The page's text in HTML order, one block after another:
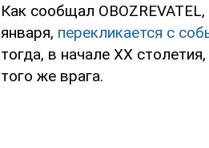
Как сообщал
января, перекликается с
тогда, в начале ХХ
того же врага.